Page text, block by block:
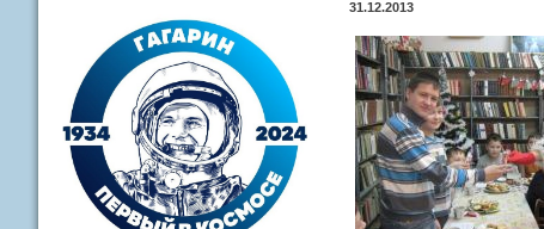
31.12.2013